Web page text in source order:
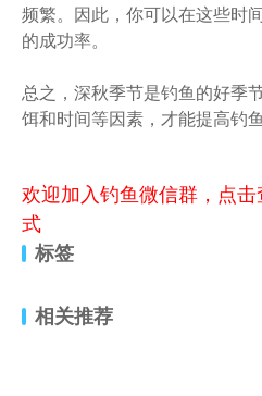
频繁。因此，你可以在这些时
的成功率。
总之，深秋季节是钓鱼的好季
饵和时间等因素，才能提高钓
欢迎加入钓鱼微信群，点
式
标签
相关推荐